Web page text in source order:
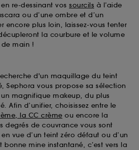
re-dessinant vos sourcils à l’aide
ou d’une ombre et d’un
encore plus loin, laissez-vous tenter
la courbure et le volume
main !
d'un maquillage du teint
Sephora vous propose sa sélection
magnifique makeup, du plus
Afin d’unifier, choisissez entre le
la CC crème ou encore la
degrés de couvrance vous sont
vue d’un teint zéro défaut ou d’un
bonne mine instantané, c’est vers la